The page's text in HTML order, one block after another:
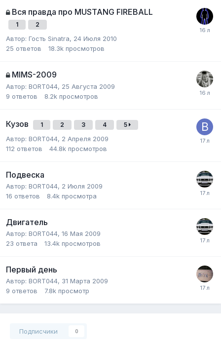
Вся правда про MUSTANG FIREBALL
1 2
Автор: Гость Sinatra, 24 Июля 2010
25 ответов 18.3k просмотров
MIMS-2009
Автор: BORT044, 25 Августа 2009
9 ответов 8.2k просмотров
Кузов 1 2 3 4 5
Автор: BORT044, 2 Апреля 2009
112 ответов 44.8k просмотров
Подвеска
Автор: BORT044, 2 Июля 2009
16 ответов 8.4k просмотра
Двигатель
Автор: BORT044, 16 Мая 2009
23 ответа 13.4k просмотров
Первый день
Автор: BORT044, 31 Марта 2009
9 ответов 7.8k просмотр
Подписчики 0